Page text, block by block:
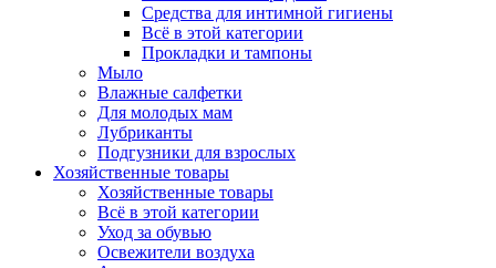
Средства для интимной гигиены
Всё в этой категории
Прокладки и тампоны
Мыло
Влажные салфетки
Для молодых мам
Лубриканты
Подгузники для взрослых
Хозяйственные товары
Хозяйственные товары
Всё в этой категории
Уход за обувью
Освежители воздуха